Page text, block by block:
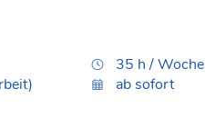
35 h / Woche
ab sofort